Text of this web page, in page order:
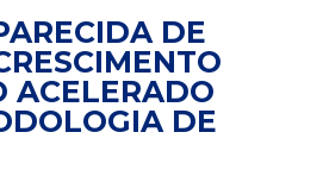
DE
ACELERADO
DE